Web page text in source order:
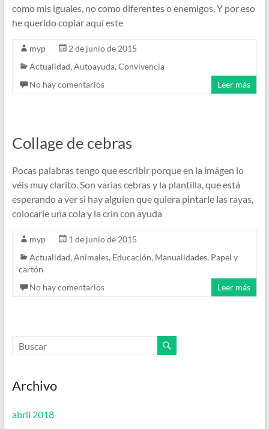
como mis iguales, no como diferentes o enemigos. Y por eso
he querido copiar aquí este
myp
2 de junio de 2015
Actualidad, Autoayuda, Convivencia
No hay comentarios
Leer más
Collage de cebras
Pocas palabras tengo que escribir porque en la imágen lo
véis muy clarito. Son varias cebras y la plantilla, que está
esperando a ver si hay alguien que quiera pintarle las rayas,
colocarle una cola y la crin con ayuda
myp
1 de junio de 2015
Actualidad, Animales, Educación, Manualidades, Papel y
cartón
No hay comentarios
Leer más
Archivo
abril 2018